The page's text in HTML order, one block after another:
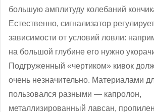
большую амплитуду колебаний
Естественно, сигнализатор
зависимости от условий ловли:
на большой глубине его нужно
Подгруженный «чертиком» кивок
очень незначительно. Материалами
пользовался разными — капролон,
металлизированный лавсан,